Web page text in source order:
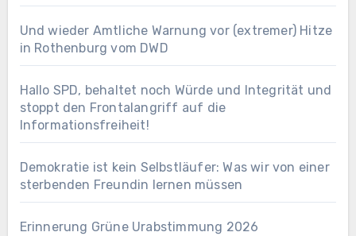
Und wieder Amtliche Warnung vor (extremer) Hitze
in Rothenburg vom DWD
Hallo SPD, behaltet noch Würde und Integrität und
stoppt den Frontalangriff auf die
Informationsfreiheit!
Demokratie ist kein Selbstläufer: Was wir von einer
sterbenden Freundin lernen müssen
Erinnerung Grüne Urabstimmung 2026